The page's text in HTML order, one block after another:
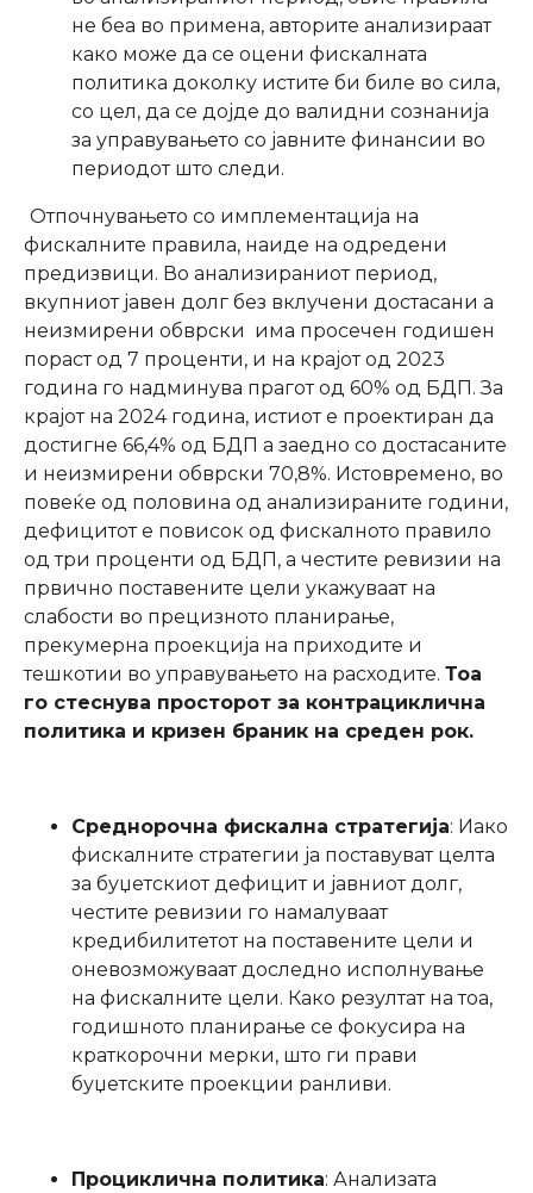
не беа во примена, авторите анализираат
како може да се оцени фискалната
политика доколку истите би биле во сила,
со цел, да се дојде до валидни сознанија
за управувањето со јавните финансии во
периодот што следи.
Отпочнувањето со имплементација на
фискалните правила, наиде на одредени
предизвици. Во анализираниот период,
вкупниот јавен долг без вклучени достасани а
неизмирени обврски има просечен годишен
пораст од 7 проценти, и на крајот од 2023
година го надминува прагот од 60% од БДП. За
крајот на 2024 година, истиот е проектиран да
достигне 66,4% од БДП а заедно со достасаните
и неизмирени обврски 70,8%. Истовремено, во
повеќе од половина од анализираните години,
дефицитот е повисок од фискалното правило
од три проценти од БДП, а честите ревизии на
првично поставените цели укажуваат на
слабости во прецизното планирање,
прекумерна проекција на приходите и
тешкотии во управувањето на расходите. Тоа
го стеснува просторот за контрациклична
политика и кризен браник на среден рок.
Среднорочна фискална стратегија: Иако
фискалните стратегии ја поставуват целта
за буџетскиот дефицит и јавниот долг,
честите ревизии го намалуваат
кредибилитетот на поставените цели и
оневозможуваат доследно исполнување
на фискалните цели. Како резултат на тоа,
годишното планирање се фокусира на
краткорочни мерки, што ги прави
буџетските проекции ранливи.
Проциклична политика: Анализата